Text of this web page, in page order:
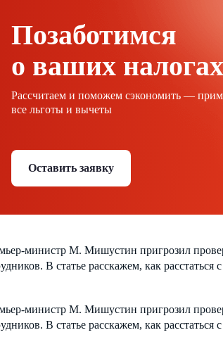
Позаботимся
о ваших налогах
Рассчитаем и поможем сэкономить —
все льготы и вычеты
Оставить заявку
министр М. Мишустин пригрозил
В статье расскажем, как
министр М. Мишустин пригрозил
В статье расскажем, как